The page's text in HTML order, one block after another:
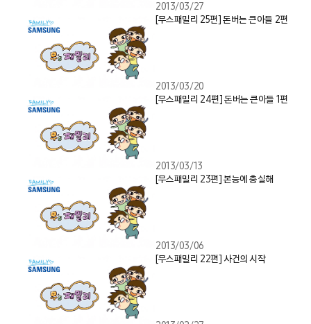
2013/03/27
[무스패밀리 25편] 돈버는 큰아들 2편
2013/03/20
[무스패밀리 24편] 돈버는 큰아들 1편
2013/03/13
[무스패밀리 23편] 본능에 충실해
2013/03/06
[무스패밀리 22편] 사건의 시작